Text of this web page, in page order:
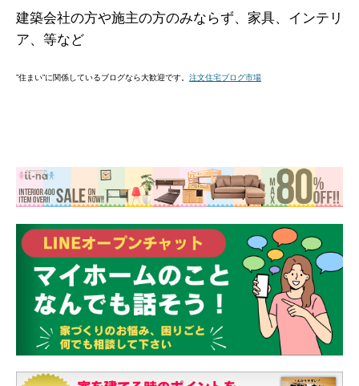
建築会社の方や施主の方のみならず、家具、インテリ
ア、等など
”住まい”に関係しているブログなら大歓迎です。 注文住宅ブログ市場